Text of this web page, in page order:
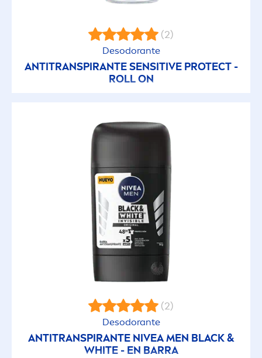
(2)
Desodorante
ANTITRANSPIRANTESENSITIVE PROTECT-
ROLL ON
(2)
Desodorante
ANTITRANSPIRANTE NIVEAMEN BLACK&
WHITE- EN BARRA